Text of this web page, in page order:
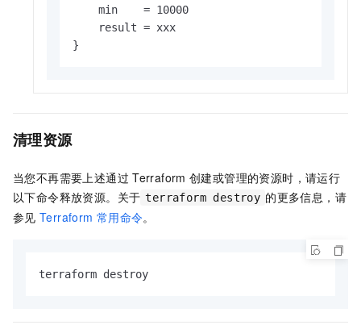
    min    = 10000
    result = xxx
}
清理资源
当您不再需要上述通过 Terraform 创建或管理的资源时，请运行
以下命令释放资源。关于 terraform destroy 的更多信息，请
参见 Terraform 常用命令。
terraform destroy